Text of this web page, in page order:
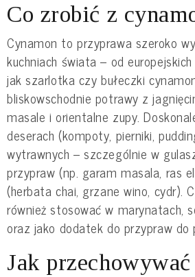
Co zrobić z
Cynamon to przyprawa szeroko
kuchniach świata – od
jak szarlotka czy bułeczki
bliskowschodnie potrawy z
masale i orientalne zupy.
deserach (kompoty, pierniki,
wytrawnych – szczególnie w
przypraw (np. garam masala, ras
(herbata chai, grzane wino, cydr).
również stosować w marynatach,
oraz jako dodatek do przypraw do
Jak